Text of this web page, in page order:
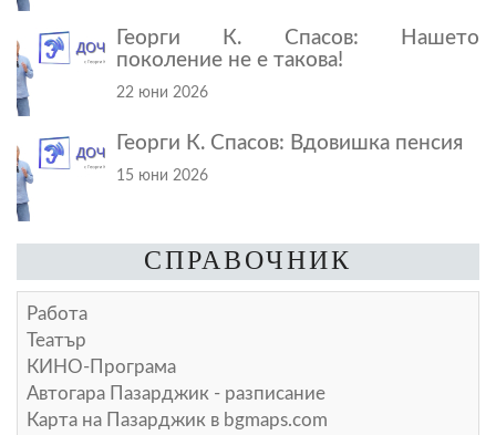
Георги К. Спасов: Нашето
поколение не е такова!
22 юни 2026
Георги К. Спасов: Вдовишка пенсия
15 юни 2026
СПРАВОЧНИК
Работа
Театър
КИНО-Програма
Автогара Пазарджик - разписание
Карта на Пазарджик в bgmaps.com